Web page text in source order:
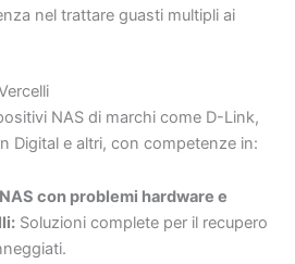
nel trattare guasti multipli ai
NAS di marchi come D-Link,
Digital e altri, con competenze in:
con problemi hardware e
Soluzioni complete per il recupero